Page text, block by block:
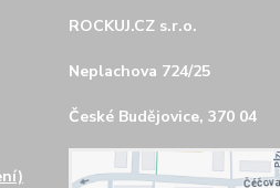
ROCKUJ.CZ s.r.o.
Neplachova 724/25
České Budějovice, 370 04